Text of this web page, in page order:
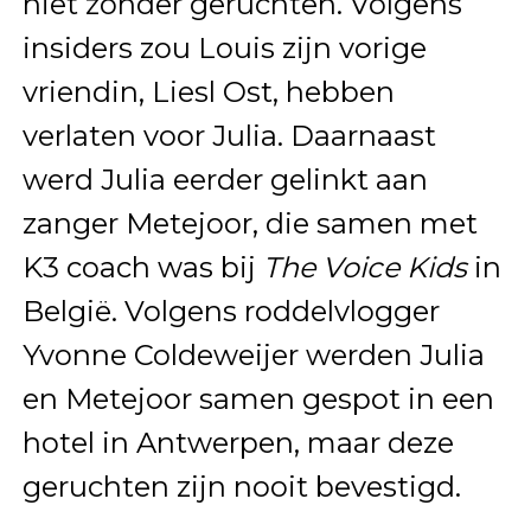
insiders zou Louis zijn vorige
vriendin, Liesl Ost, hebben
verlaten voor Julia. Daarnaast
werd Julia eerder gelinkt aan
zanger Metejoor, die samen met
K3 coach was bij The Voice Kidsin
België. Volgens roddelvlogger
Yvonne Coldeweijer werden Julia
en Metejoor samen gespot in een
hotel in Antwerpen, maar deze
geruchten zijn nooit bevestigd.